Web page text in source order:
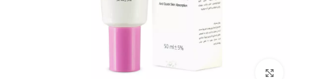
Click to enlarge